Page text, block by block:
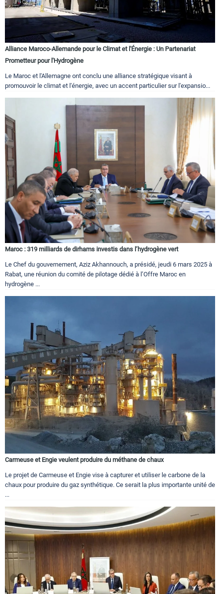
Alliance Maroco-Allemande pour le Climat et l'Énergie : Un Partenariat
Prometteur pour l'Hydrogène
Le Maroc et l'Allemagne ont conclu une alliance stratégique visant à
promouvoir le climat et l'énergie, avec un accent particulier sur l'expansio...
Maroc : 319 milliards de dirhams investis dans l’hydrogène vert
Le Chef du gouvernement, Aziz Akhannouch, a présidé, jeudi 6 mars 2025 à
Rabat, une réunion du comité de pilotage dédié à l’Offre Maroc en
hydrogène ...
Carmeuse et Engie veulent produire du méthane de chaux
Le projet de Carmeuse et Engie vise à capturer et utiliser le carbone de la
chaux pour produire du gaz synthétique. Ce serait la plus importante unité de
...